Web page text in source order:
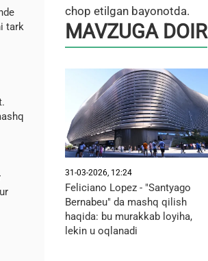
tark
chop etilgan bayonotda.
MAVZUGA DOIR
31-03-2026, 12:24
Feliciano Lopez - "Santyago
Bernabeu" da mashq qilish
haqida: bu murakkab loyiha,
lekin u oqlanadi